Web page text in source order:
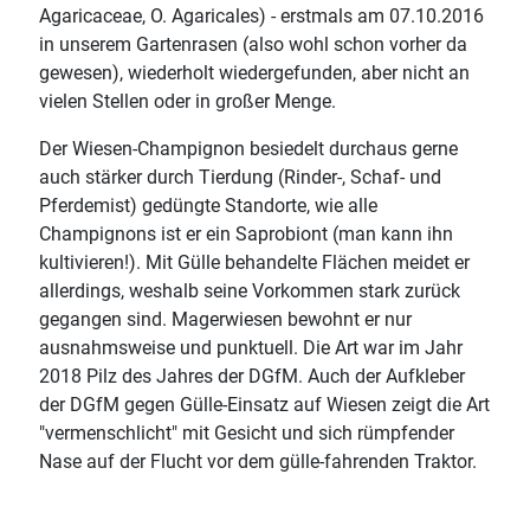
Agaricaceae, O. Agaricales) - erstmals am 07.10.2016
in unserem Gartenrasen (also wohl schon vorher da
gewesen), wiederholt wiedergefunden, aber nicht an
vielen Stellen oder in großer Menge.
Der Wiesen-Champignon besiedelt durchaus gerne
auch stärker durch Tierdung (Rinder-, Schaf- und
Pferdemist) gedüngte Standorte, wie alle
Champignons ist er ein Saprobiont (man kann ihn
kultivieren!). Mit Gülle behandelte Flächen meidet er
allerdings, weshalb seine Vorkommen stark zurück
gegangen sind. Magerwiesen bewohnt er nur
ausnahmsweise und punktuell. Die Art war im Jahr
2018 Pilz des Jahres der DGfM. Auch der Aufkleber
der DGfM gegen Gülle-Einsatz auf Wiesen zeigt die Art
"vermenschlicht" mit Gesicht und sich rümpfender
Nase auf der Flucht vor dem gülle-fahrenden Traktor.